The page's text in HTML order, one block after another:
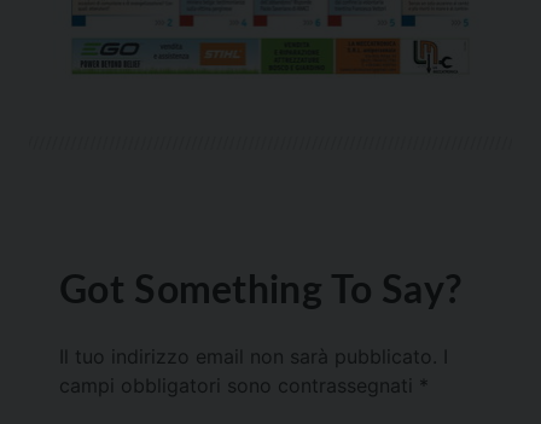
Got Something To Say?
Il tuo indirizzo email non sarà pubblicato.
campi obbligatori sono contrassegnati *